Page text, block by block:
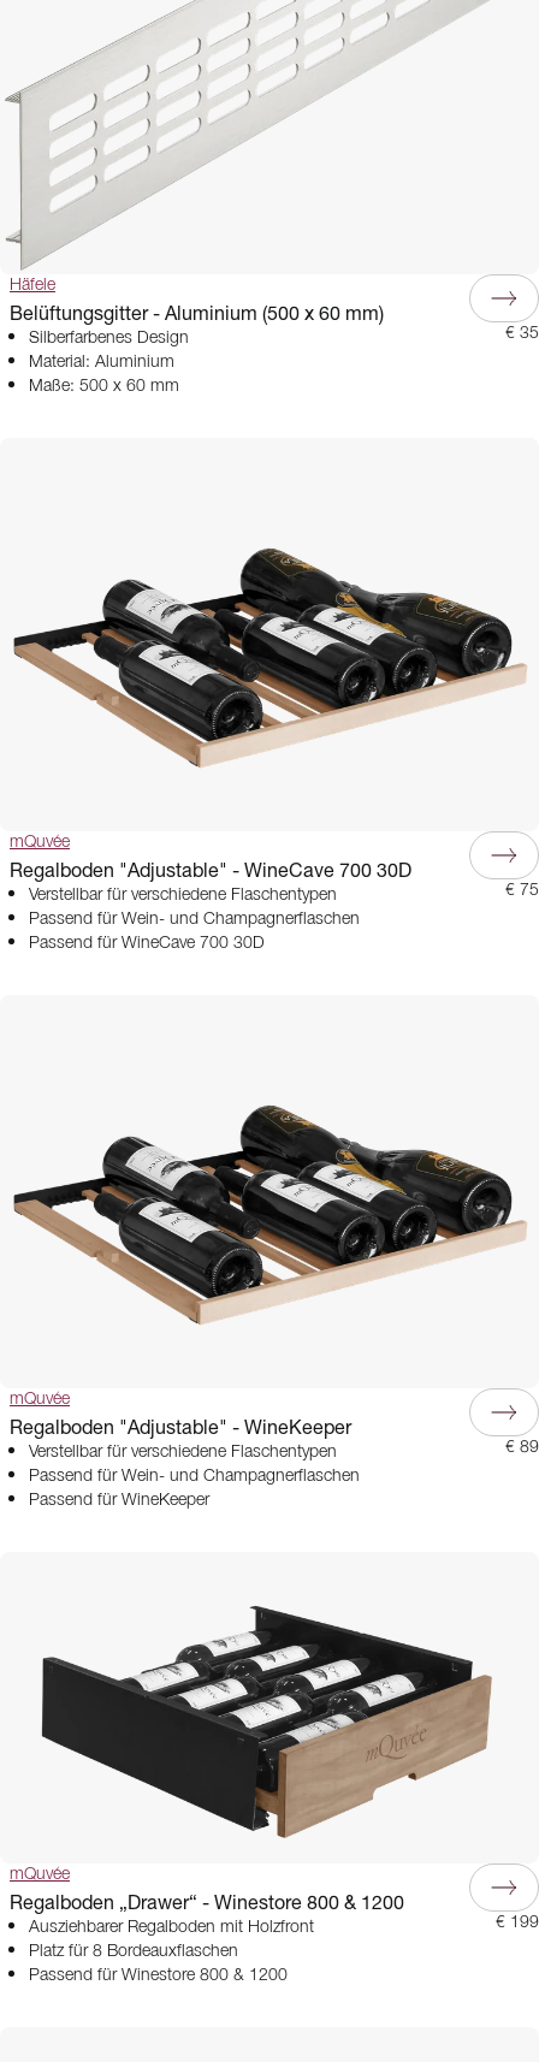
Häfele
Belüftungsgitter - Aluminium (500 x 60 mm)
Silberfarbenes Design
Material: Aluminium
Maße: 500 x 60 mm
€ 35
mQuvée
Regalboden "Adjustable" - WineCave 700 30D
Verstellbar für verschiedene Flaschentypen
Passend für Wein- und Champagnerflaschen
Passend für WineCave 700 30D
€ 75
mQuvée
Regalboden "Adjustable" - WineKeeper
Verstellbar für verschiedene Flaschentypen
Passend für Wein- und Champagnerflaschen
Passend für WineKeeper
€ 89
mQuvée
Regalboden „Drawer“ - Winestore 800 & 1200
Ausziehbarer Regalboden mit Holzfront
Platz für 8 Bordeauxflaschen
Passend für Winestore 800 & 1200
€ 199